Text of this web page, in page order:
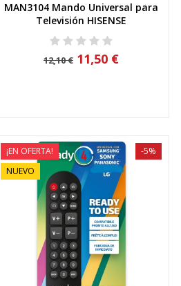
Vista rápida
MAN3104 Mando Universal para
Televisión HISENSE
12,10 € 11,50 €
¡EN OFERTA!
NUEVO
-5%